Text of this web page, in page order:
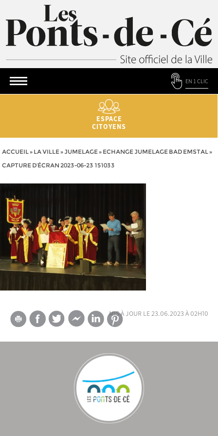
EN 1 CLIC
ESPACE
CITOYENS
ACCUEIL» LA VILLE» JUMELAGE» ECHANGE JUMELAGE BAD EMSTAL»
CAPTURE D’ÉCRAN 2023-06-23 151033
mis à jour le 23.06.2023 à 02h10